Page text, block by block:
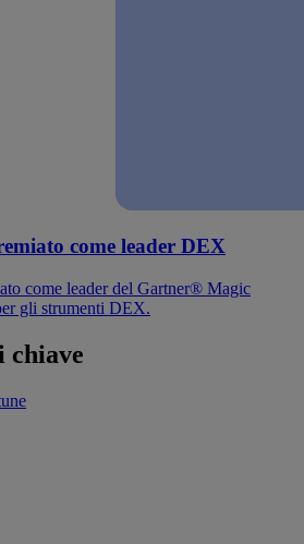
come leader DEX
come leader del Gartner® Magic
gli strumenti DEX.
chiave